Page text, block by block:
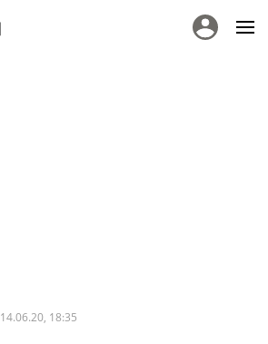
14.06.20, 18:35